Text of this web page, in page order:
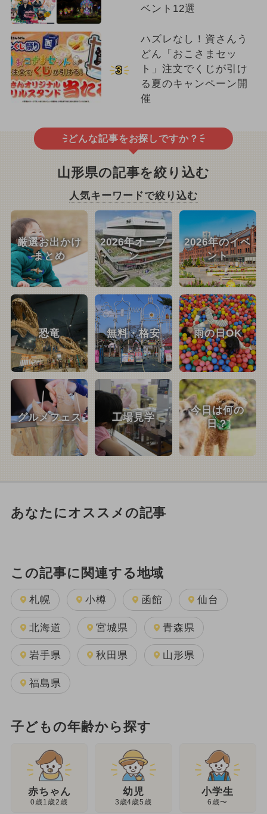
ベント12選
3
ハズレなし！資さんう
どん「おこさまセッ
ト」注文でくじが引け
る夏のキャンペーン開
催
どんな記事をお探しですか？
山形県の記事を絞り込む
人気キーワードで絞り込む
厳選お出かけ
まとめ
2026年オープ
ン
2026年のイベ
ント
恐竜 無料・格安 雨の日OK
グルメフェス 工場見学
今日は何の
日？
あなたにオススメの記事
この記事に関連する地域
札幌 小樽 函館 仙台
北海道 宮城県 青森県
岩手県 秋田県 山形県
福島県
子どもの年齢から探す
赤ちゃん
0歳1歳2歳
幼児
3歳4歳5歳
小学生
6歳〜